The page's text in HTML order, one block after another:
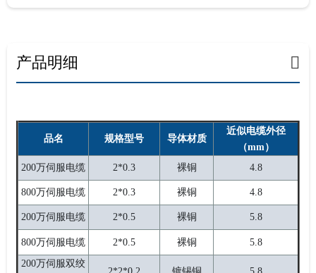
产品明细
品名 规格型号 导体材质
近似电缆外径
（mm）
200万伺服电缆
2*0.3 裸铜 4.8
800万伺服电缆 2*0.3 裸铜 4.8
200万伺服电缆 2*0.5 裸铜 5.8
800万伺服电缆 2*0.5 裸铜
5.8
200万伺服双绞